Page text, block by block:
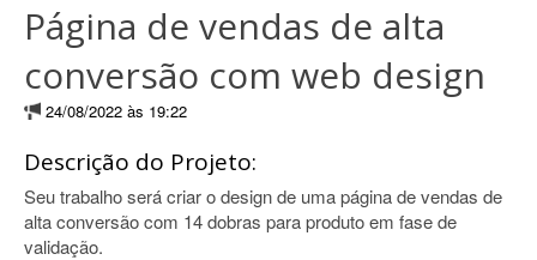
Página de vendas de alta
conversão com web design
24/08/2022 às 19:22
Descrição do Projeto:
Seu trabalho será criar o design de uma página de vendas de
alta conversão com 14 dobras para produto em fase de
validação.